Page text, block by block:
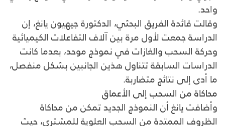
واحد.
وقالت قائدة الفريق البحثي، الدكتورة جيهيون يانغ، إن
الدراسة جمعت لأول مرة بين آلاف التفاعلات الكيميائية
وحركة السحب والغازات في نموذج موحد، بعدما كانت
الدراسات السابقة تتناول هذين الجانبين بشكل منفصل،
ما أدى إلى نتائج متضاربة.
محاكاة من السحب إلى الأعماق
وأضافت يانغ أن النموذج الجديد تمكن من محاكاة
الظروف الممتدة من السحب العلوية للمشتري، حيث